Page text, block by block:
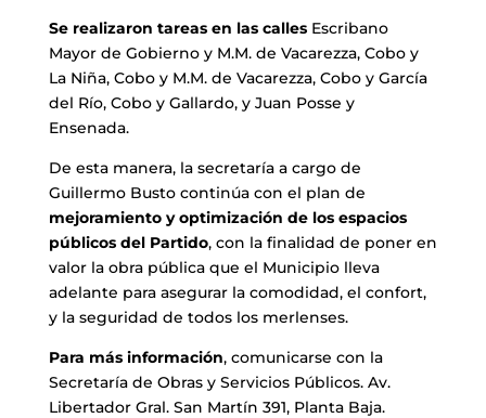
Se realizaron tareas en las callesEscribano
Mayor de Gobierno y M.M. de Vacarezza, Cobo y
La Niña, Cobo y M.M. de Vacarezza, Cobo y García
del Río, Cobo y Gallardo, y Juan Posse y
Ensenada.
De esta manera, la secretaría a cargo de
Guillermo Busto continúa con el plan de
mejoramiento y optimización de los espacios
públicos del Partido, con la finalidad de poner en
valor la obra pública que el Municipio lleva
adelante para asegurar la comodidad, el confort,
y la seguridad de todos los merlenses.
Para más información, comunicarse con la
Secretaría de Obras y Servicios Públicos. Av.
Libertador Gral. San Martín 391, Planta Baja.